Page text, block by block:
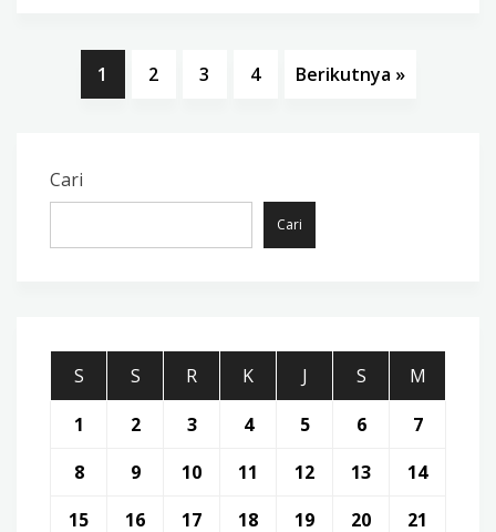
1 2 3 4 Berikutnya »
Cari
Cari
S S R K J S
M
1
2 3 4 5 6
7
8
9 10 11 12 13
14
15
16 17 18 19 20
21